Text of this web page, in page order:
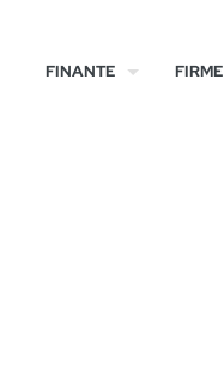
FINANTE FIRME